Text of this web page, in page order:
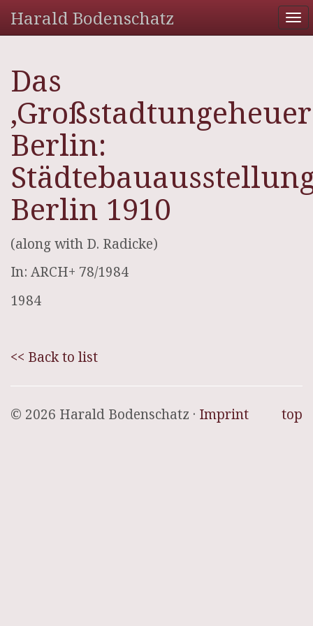
Harald Bodenschatz
Das
Berlin:
Berlin 1910
(along with D. Radicke)
In: ARCH+ 78/1984
1984
<< Back to list
top
© 2026 Harald Bodenschatz · Imprint